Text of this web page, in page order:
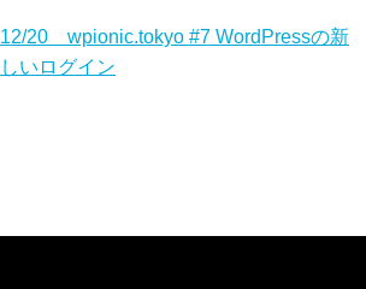
12/20 wpionic.tokyo #7 WordPressの新
しいログイン